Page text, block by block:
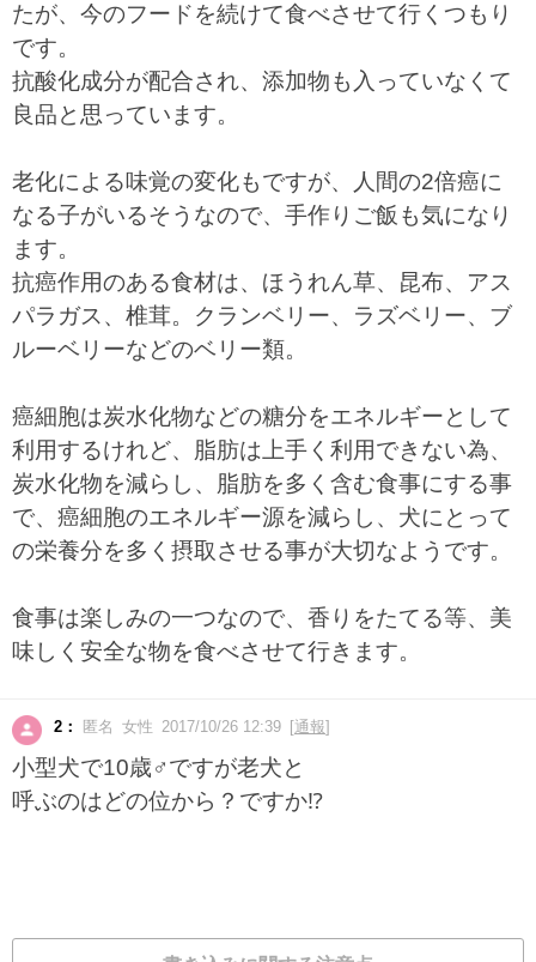
たが、今のフードを続けて食べさせて行くつもり
です。
抗酸化成分が配合され、添加物も入っていなくて
良品と思っています。
老化による味覚の変化もですが、人間の2倍癌に
なる子がいるそうなので、手作りご飯も気になり
ます。
抗癌作用のある食材は、ほうれん草、昆布、アス
パラガス、椎茸。クランベリー、ラズベリー、ブ
ルーベリーなどのベリー類。
癌細胞は炭水化物などの糖分をエネルギーとして
利用するけれど、脂肪は上手く利用できない為、
炭水化物を減らし、脂肪を多く含む食事にする事
で、癌細胞のエネルギー源を減らし、犬にとって
の栄養分を多く摂取させる事が大切なようです。
食事は楽しみの一つなので、香りをたてる等、美
味しく安全な物を食べさせて行きます。
2： 匿名 女性 2017/10/26 12:39 [通報]
小型犬で10歳♂ですが老犬と
呼ぶのはどの位から？ですか⁉